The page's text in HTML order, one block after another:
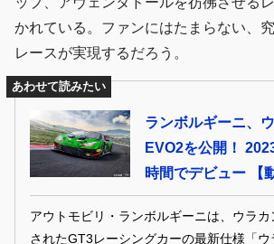
かれている。ファンにはたまらない、
レースが実現するだろう。
あわせて読みたい
ランボルギーニ、
EVO2を公開！
時間でデビュー 【
アウトモビリ・ランボルギーニは、ウラ
されたGT3レーシングカーの最新仕様「ウ